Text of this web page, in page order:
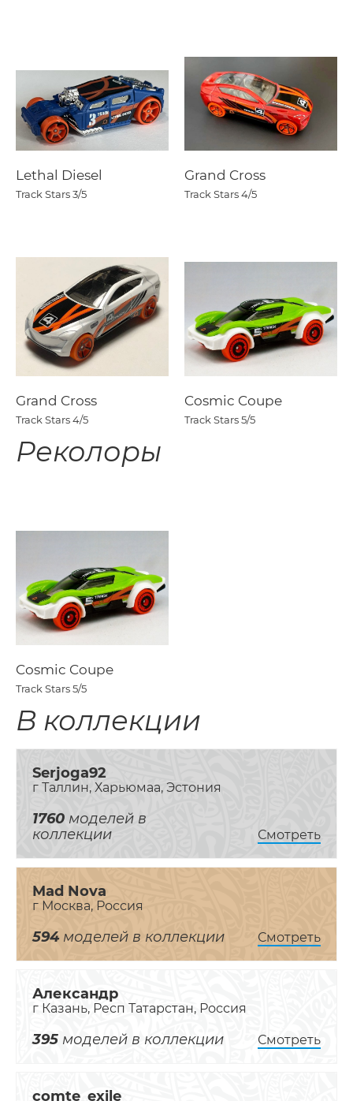
Lethal Diesel
Track Stars3/5
Grand Cross
Track Stars4/5
Grand Cross
Track Stars4/5
Cosmic Coupe
Track Stars5/5
Реколоры
Cosmic Coupe
Track Stars5/5
В коллекции
Serjoga92
г Таллин, Харьюмаа, Эстония
1760 моделей в
коллекции
Смотреть
Mad Nova
г Москва, Россия
594моделей в коллекции Смотреть
Александр
г Казань, Респ Татарстан, Россия
395 моделей в коллекции Смотреть
comte_exile